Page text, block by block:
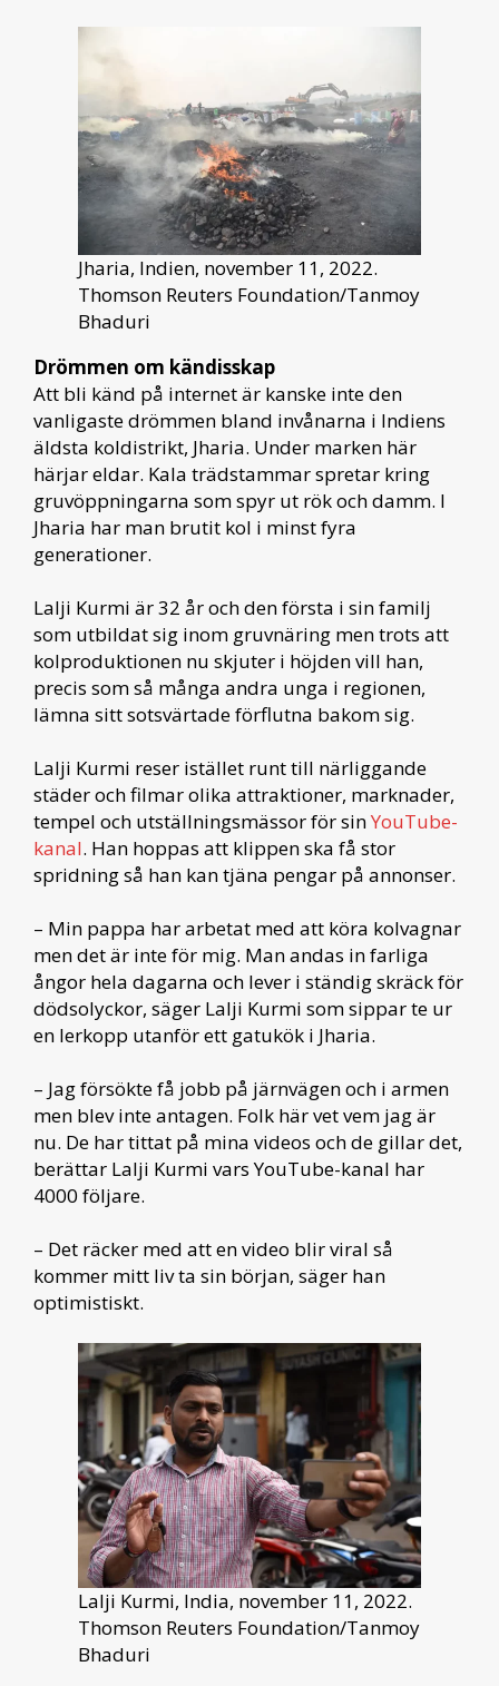
Jharia, Indien, november 11, 2022.
Thomson Reuters Foundation/Tanmoy
Bhaduri
Drömmen om kändisskap
Att bli känd på internet är kanske inte den
vanligaste drömmen bland invånarna i Indiens
äldsta koldistrikt, Jharia. Under marken här
härjar eldar. Kala trädstammar spretar kring
gruvöppningarna som spyr ut rök och damm. I
Jharia har man brutit kol i minst fyra
generationer.
Lalji Kurmi är 32 år och den första i sin familj
som utbildat sig inom gruvnäring men trots att
kolproduktionen nu skjuter i höjden vill han,
precis som så många andra unga i regionen,
lämna sitt sotsvärtade förflutna bakom sig.
Lalji Kurmi reser istället runt till närliggande
städer och filmar olika attraktioner, marknader,
tempel och utställningsmässor för sinYouTube-
kanal. Han hoppas att klippen ska få stor
spridning så han kan tjäna pengar på annonser.
– Min pappa har arbetat med att köra kolvagnar
men det är inte för mig. Man andas in farliga
ångor hela dagarna och lever i ständig skräck för
dödsolyckor, säger Lalji Kurmi som sippar te ur
en lerkopp utanför ett gatukök i Jharia.
– Jag försökte få jobb på järnvägen och i armen
men blev inte antagen. Folk här vet vem jag är
nu. De har tittat på mina videos och de gillar det,
berättar Lalji Kurmi vars YouTube-kanal har
4000 följare.
– Det räcker med att en video blir viral så
kommer mitt liv ta sin början, säger han
optimistiskt.
Lalji Kurmi, India, november 11, 2022.
Thomson Reuters Foundation/Tanmoy
Bhaduri